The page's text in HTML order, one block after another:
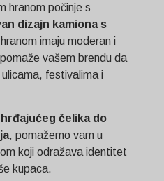
hranom počinje s
dizajn kamiona s
imaju moderan i
vašem brendu da
festivalima i
čelika do
, pomažemo vam u
koji odražava identitet
kupaca.